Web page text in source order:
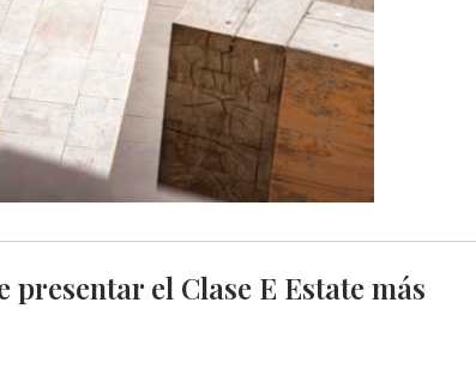
presentar el Clase E Estate más